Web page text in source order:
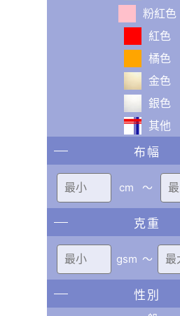
粉紅色
紅色
橘色
金色
銀色
其他
布幅
cm 〜
克重
gsm 〜
性別